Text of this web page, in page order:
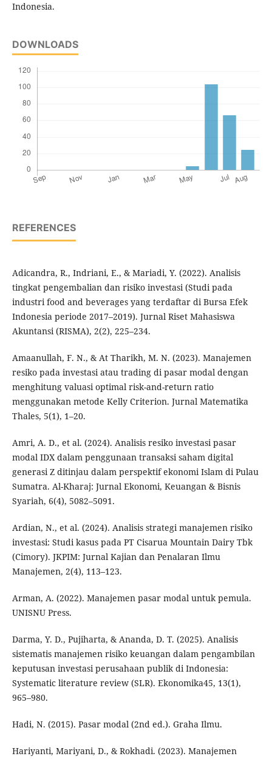
Indonesia.
DOWNLOADS
REFERENCES
Adicandra, R., Indriani, E., & Mariadi, Y. (2022). Analisis
tingkat pengembalian dan risiko investasi (Studi pada
industri food and beverages yang terdaftar di Bursa Efek
Indonesia periode 2017–2019). Jurnal Riset Mahasiswa
Akuntansi (RISMA), 2(2), 225–234.
Amaanullah, F. N., & At Tharikh, M. N. (2023). Manajemen
resiko pada investasi atau trading di pasar modal dengan
menghitung valuasi optimal risk-and-return ratio
menggunakan metode Kelly Criterion. Jurnal Matematika
Thales, 5(1), 1–20.
Amri, A. D., et al. (2024). Analisis resiko investasi pasar
modal IDX dalam penggunaan transaksi saham digital
generasi Z ditinjau dalam perspektif ekonomi Islam di Pulau
Sumatra. Al-Kharaj: Jurnal Ekonomi, Keuangan & Bisnis
Syariah, 6(4), 5082–5091.
Ardian, N., et al. (2024). Analisis strategi manajemen risiko
investasi: Studi kasus pada PT Cisarua Mountain Dairy Tbk
(Cimory). JKPIM: Jurnal Kajian dan Penalaran Ilmu
Manajemen, 2(4), 113–123.
Arman, A. (2022). Manajemen pasar modal untuk pemula.
UNISNU Press.
Darma, Y. D., Pujiharta, & Ananda, D. T. (2025). Analisis
sistematis manajemen risiko keuangan dalam pengambilan
keputusan investasi perusahaan publik di Indonesia:
Systematic literature review (SLR). Ekonomika45, 13(1),
965–980.
Hadi, N. (2015). Pasar modal (2nd ed.). Graha Ilmu.
Hariyanti, Mariyani, D., & Rokhadi. (2023). Manajemen